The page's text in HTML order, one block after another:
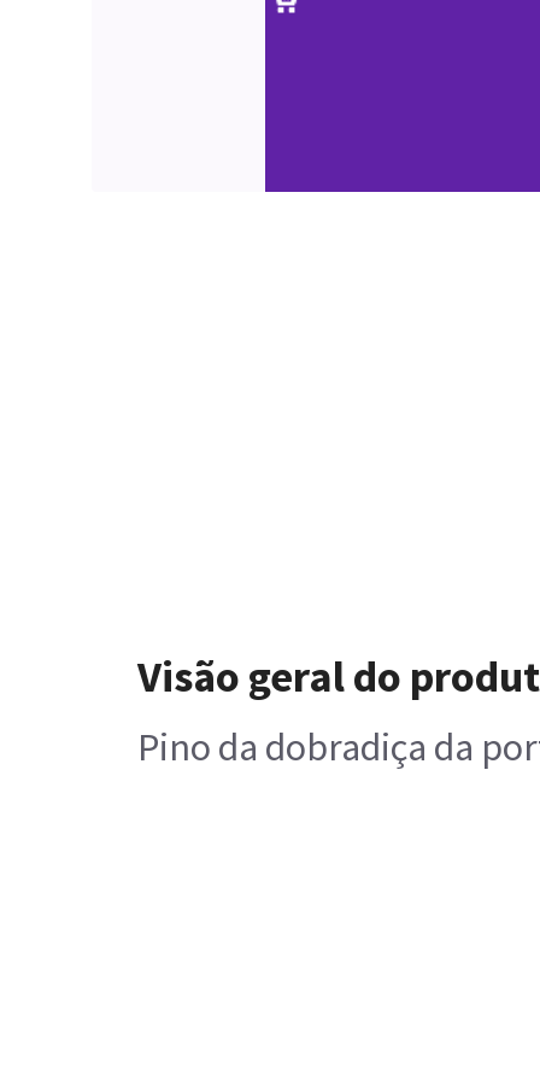
Visão geral do
Pino da dobradiça da